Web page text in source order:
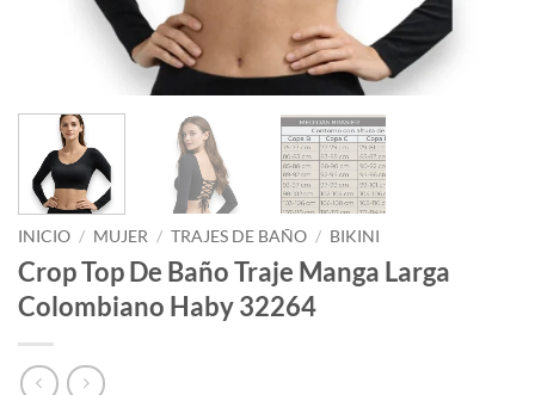
INICIO / MUJER / TRAJES DE BAÑO / BIKINI
Crop Top De Baño Traje Manga Larga
Colombiano Haby 32264